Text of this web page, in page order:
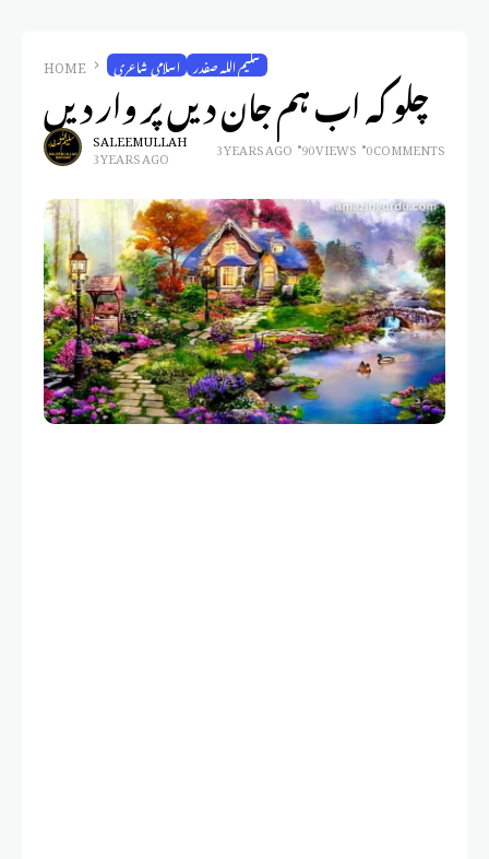
HOME اسلامی شاعری سلیم اللہ صفدر
چلو کہ اب ہم جان دیں پر وار دیں
SALEEM ULLAH
3 YEARS AGO 3 YEARS AGO 90 VIEWS 0 COMMENTS